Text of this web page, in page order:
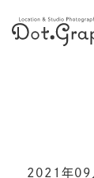
2021年09